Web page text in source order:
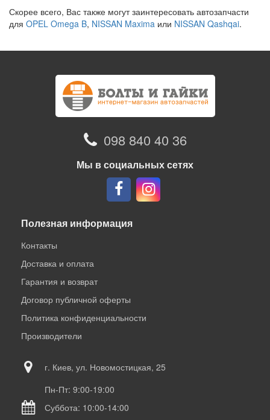
Скорее всего, Вас также могут заинтересовать автозапчасти
для OPEL Omega B, NISSAN Maxima или NISSAN Qashqai.
098 840 40 36
Мы в социальных сетях
Полезная информация
Контакты
Доставка и оплата
Гарантия и возврат
Договор публичной оферты
Политика конфиденциальности
Производители
г. Киев, ул. Новомостицкая, 25
Пн-Пт: 9:00-19:00
Суббота: 10:00-14:00